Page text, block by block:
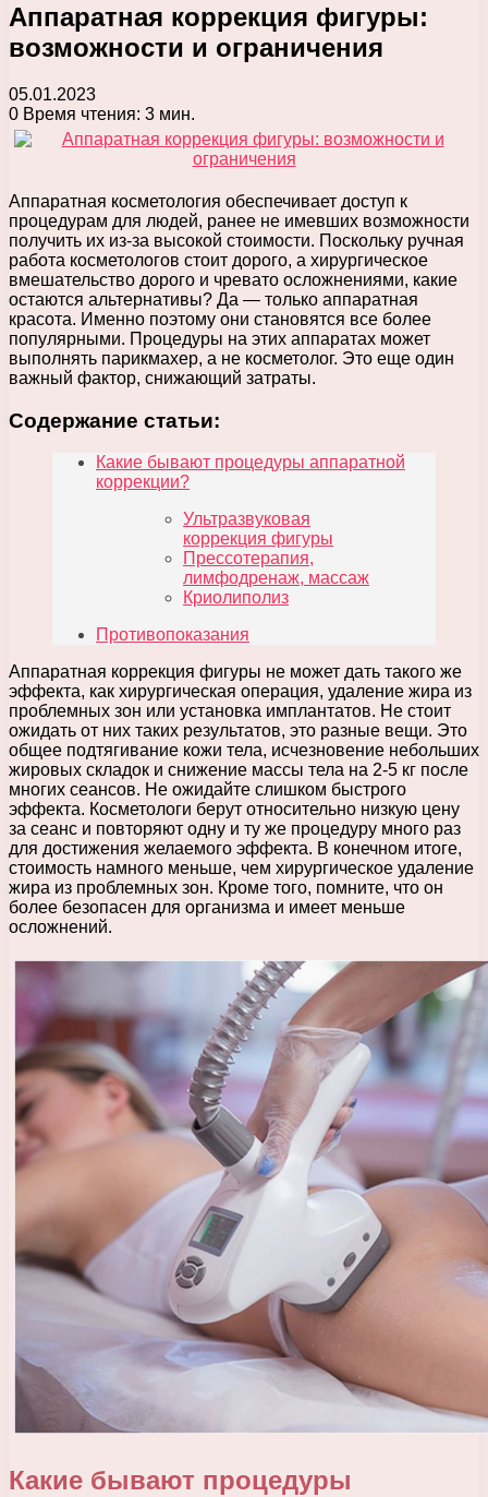
Аппаратная коррекция фигуры:
возможности и ограничения
05.01.2023
0 Время чтения: 3 мин.
Аппаратная косметология обеспечивает доступ к
процедурам для людей, ранее не имевших возможности
получить их из-за высокой стоимости. Поскольку ручная
работа косметологов стоит дорого, а хирургическое
вмешательство дорого и чревато осложнениями, какие
остаются альтернативы? Да — только аппаратная
красота. Именно поэтому они становятся все более
популярными. Процедуры на этих аппаратах может
выполнять парикмахер, а не косметолог. Это еще один
важный фактор, снижающий затраты.
Содержание статьи:
Какие бывают процедуры аппаратной
коррекции?
Ультразвуковая
коррекция фигуры
Прессотерапия,
лимфодренаж, массаж
Криолиполиз
Противопоказания
Аппаратная коррекция фигуры не может дать такого же
эффекта, как хирургическая операция, удаление жира из
проблемных зон или установка имплантатов. Не стоит
ожидать от них таких результатов, это разные вещи. Это
общее подтягивание кожи тела, исчезновение небольших
жировых складок и снижение массы тела на 2-5 кг после
многих сеансов. Не ожидайте слишком быстрого
эффекта. Косметологи берут относительно низкую цену
за сеанс и повторяют одну и ту же процедуру много раз
для достижения желаемого эффекта. В конечном итоге,
стоимость намного меньше, чем хирургическое удаление
жира из проблемных зон. Кроме того, помните, что он
более безопасен для организма и имеет меньше
осложнений.
Какие бывают процедуры